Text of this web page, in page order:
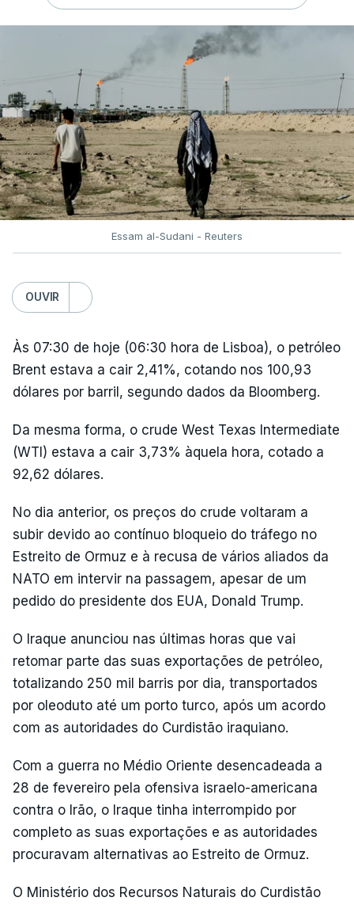
Essam al-Sudani - Reuters
OUVIR
Às 07:30 de hoje (06:30 hora de Lisboa), o petróleo
Brent estava a cair 2,41%, cotando nos 100,93
dólares por barril, segundo dados da Bloomberg.
Da mesma forma, o crude West Texas Intermediate
(WTI) estava a cair 3,73% àquela hora, cotado a
92,62 dólares.
No dia anterior, os preços do crude voltaram a
subir devido ao contínuo bloqueio do tráfego no
Estreito de Ormuz e à recusa de vários aliados da
NATO em intervir na passagem, apesar de um
pedido do presidente dos EUA, Donald Trump.
O Iraque anunciou nas últimas horas que vai
retomar parte das suas exportações de petróleo,
totalizando 250 mil barris por dia, transportados
por oleoduto até um porto turco, após um acordo
com as autoridades do Curdistão iraquiano.
Com a guerra no Médio Oriente desencadeada a
28 de fevereiro pela ofensiva israelo-americana
contra o Irão, o Iraque tinha interrompido por
completo as suas exportações e as autoridades
procuravam alternativas ao Estreito de Ormuz.
O Ministério dos Recursos Naturais do Curdistão